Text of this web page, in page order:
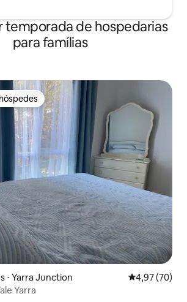
temporada de hospedarias
para famílias
preferidos dos hóspedes
⋅ Yarra Junction 4,97 de uma
4,97 (70)
Yarra